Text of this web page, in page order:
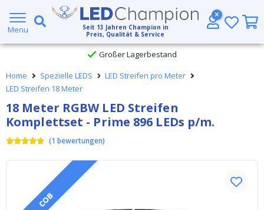
Menu Seit 13 Jahren Champion in
Preis, Qualität & Service
5 Jahre Garantie
Großer Lagerbestand
Kostenloser Versand ab € 49,- (DHL)
Heute bestellt, am selben Tag verschickt
Home Spezielle LEDS
LED Streifen pro Meter
LED Streifen 18 Meter
18 Meter RGBW LED Streifen
Komplettset - Prime 896 LEDs p/m.
(1 bewertungen)
COB